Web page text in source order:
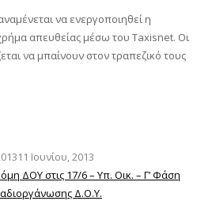
να ενεργοποιηθεί η
απευθείας μέσω του Taxisnet. Οι
να μπαίνουν στον τραπεζικό τους
11 Ιουνίου, 2013
ΔΟΥ στις 17/6 – Υπ. Οικ. – Γ’ Φάση
Δ.Ο.Υ.